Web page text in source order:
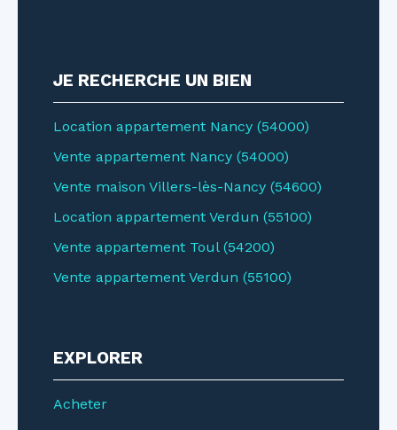
JE RECHERCHE UN BIEN
Location appartement Nancy (54000)
Vente appartement Nancy (54000)
Vente maison Villers-lès-Nancy (54600)
Location appartement Verdun (55100)
Vente appartement Toul (54200)
Vente appartement Verdun (55100)
EXPLORER
Acheter